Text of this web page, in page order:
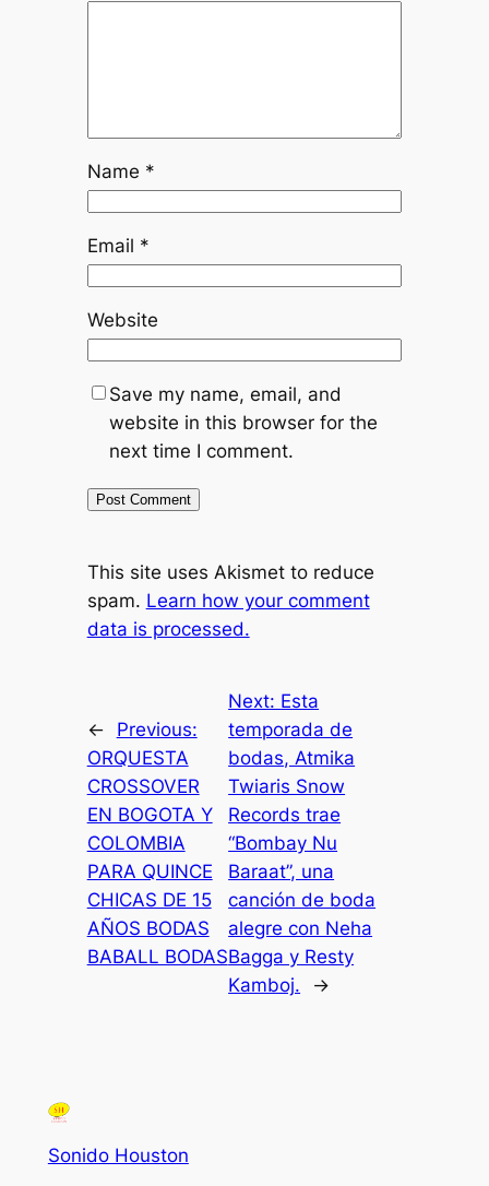
Name *
Email *
Website
Save my name, email, and
website in this browser for the
next time I comment.
This site uses Akismet to reduce
spam. Learn how your comment
data is processed.
←
Previous:
ORQUESTA
CROSSOVER
EN BOGOTA Y
COLOMBIA
PARA QUINCE
CHICAS DE 15
AÑOS BODAS
BABALL BODAS
Next: Esta
temporada de
bodas, Atmika
Twiaris Snow
Records trae
“Bombay Nu
Baraat”, una
canción de boda
alegre con Neha
Bagga y Resty
Kamboj.
→
Sonido Houston